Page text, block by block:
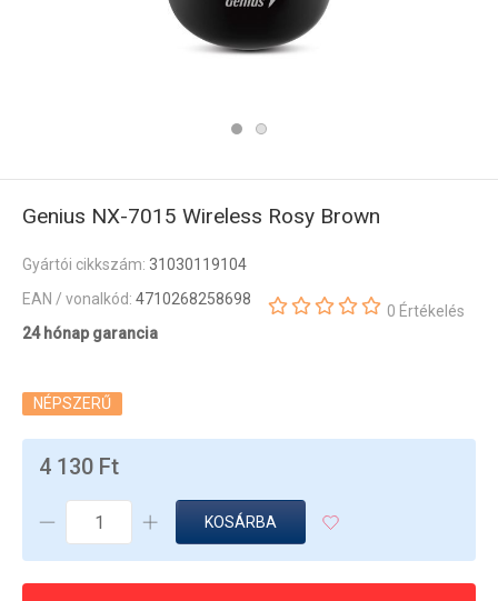
Genius NX-7015 Wireless Rosy Brown
Gyártói cikkszám: 31030119104
EAN / vonalkód: 4710268258698
24 hónap garancia
0 Értékelés
NÉPSZERŰ
4 130 Ft
KOSÁRBA